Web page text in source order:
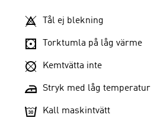
Tål ej blekning
Torktumla på låg värme
Kemtvätta inte
Stryk med låg temperatur
Kall maskintvätt